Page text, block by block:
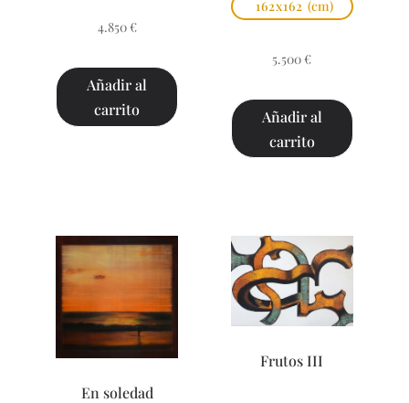
4.850 €
Añadir al
carrito
162x162 (cm)
5.500 €
Añadir al
carrito
En soledad
Frutos III